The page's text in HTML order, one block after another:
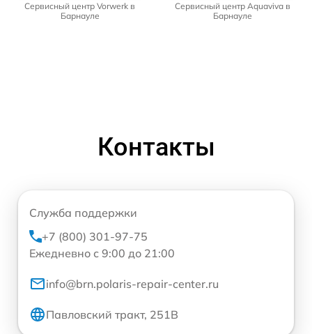
Сервисный центр Vorwerk в
Барнауле
Сервисный центр Aquaviva в
Барнауле
Контакты
Служба поддержки
+7 (800) 301-97-75
Ежедневно с 9:00 до 21:00
info@brn.polaris-repair-center.ru
Павловский тракт, 251В